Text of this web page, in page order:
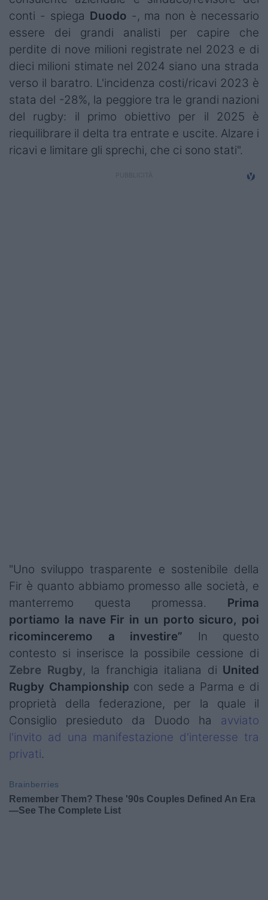
conti - spiega Duodo -, ma non è necessario
essere dei grandi analisti per capire che
perdite di nove milioni registrate nel 2023 e di
dieci milioni stimate nel 2024 siano una strada
verso il baratro. L'incidenza costi/ricavi 2023 è
stata del -28%, la peggiore tra le grandi nazioni
del rugby: il primo obiettivo per il 2025 è
riequilibrare il delta tra entrate e uscite. Alzare i
ricavi e limitare gli sprechi, che ci sono stati".
"Uno sviluppo trasparente e sostenibile della
Fir è quanto abbiamo promesso alle società, e
manterremo questa promessa. Prima
portiamo la nave Fir in un porto sicuro, poi
ricominceremo a investire” In questo
contesto si inserisce la possibile cessione di
Zebre Rugby, la franchigia italiana di United
Rugby Championship con sede a Parma e di
proprietà della federazione, per la quale il
Consiglio presieduto da Duodo ha avviato
l'invito ad una manifestazione d'interesse tra
privati.